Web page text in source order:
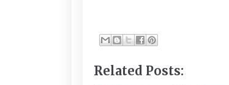
Related Posts: